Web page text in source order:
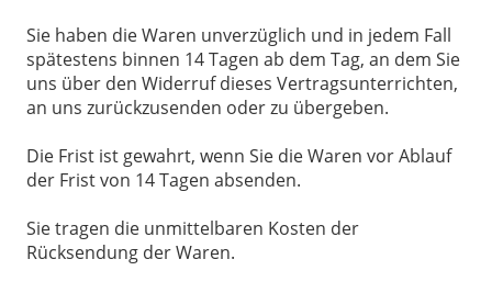
Sie haben die Waren unverzüglich und in jedem Fall
spätestens binnen 14 Tagen ab dem Tag, an dem Sie
uns über den Widerruf dieses Vertragsunterrichten,
an uns zurückzusenden oder zu übergeben.
Die Frist ist gewahrt, wenn Sie die Waren vor Ablauf
der Frist von 14 Tagen absenden.
Sie tragen die unmittelbaren Kosten der
Rücksendung der Waren.